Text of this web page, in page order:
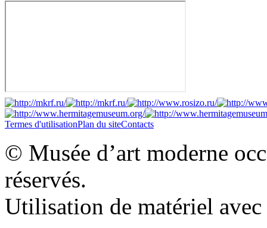
Termes d'utilisationPlan du siteContacts
© Musée d’art moderne
réservés.
Utilisation de matériel avec